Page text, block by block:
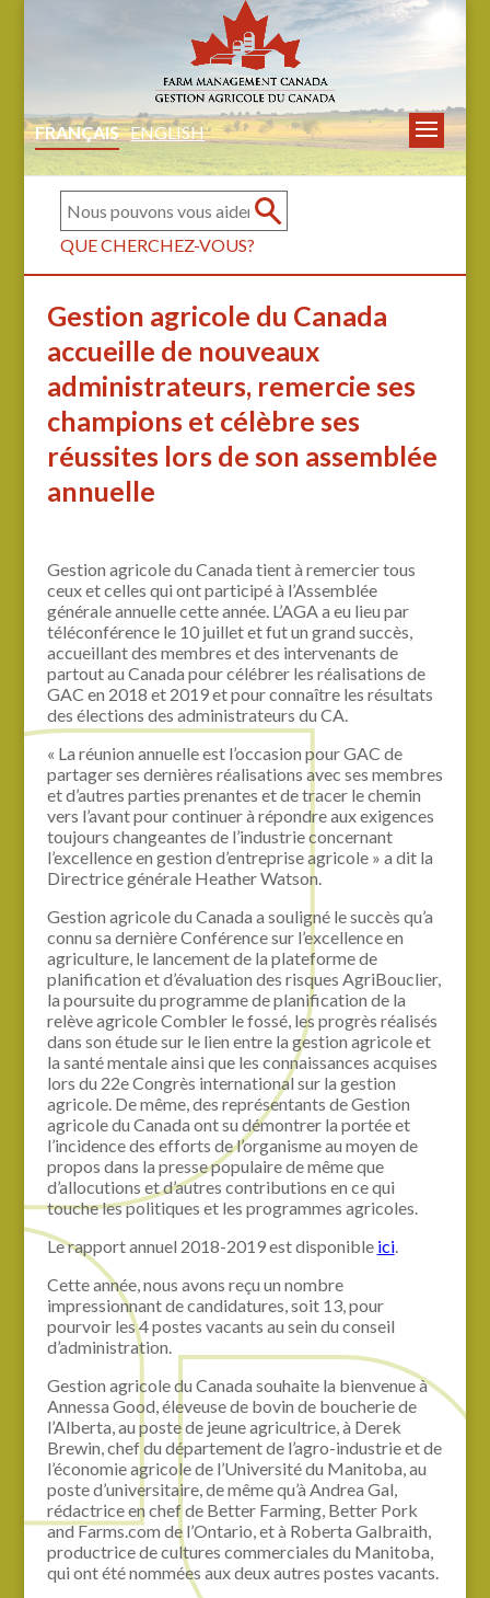
FRANÇAIS ENGLISH
QUE CHERCHEZ-VOUS?
Gestion agricole du Canada
accueille de nouveaux
administrateurs, remercie ses
champions et célèbre ses
réussites lors de son assemblée
annuelle
Gestion agricole du Canada tient à remercier tous
ceux et celles qui ont participé à l’Assemblée
générale annuelle cette année. L’AGA a eu lieu par
téléconférence le 10 juillet et fut un grand succès,
accueillant des membres et des intervenants de
partout au Canada pour célébrer les réalisations de
GAC en 2018 et 2019 et pour connaître les résultats
des élections des administrateurs du CA.
« La réunion annuelle est l’occasion pour GAC de
partager ses dernières réalisations avec ses membres
et d’autres parties prenantes et de tracer le chemin
vers l’avant pour continuer à répondre aux exigences
toujours changeantes de l’industrie concernant
l’excellence en gestion d’entreprise agricole » a dit la
Directrice générale Heather Watson.
Gestion agricole du Canada a souligné le succès qu’a
connu sa dernière Conférence sur l’excellence en
agriculture, le lancement de la plateforme de
planification et d’évaluation des risques AgriBouclier,
la poursuite du programme de planification de la
relève agricole Combler le fossé, les progrès réalisés
dans son étude sur le lien entre la gestion agricole et
la santé mentale ainsi que les connaissances acquises
lors du 22e Congrès international sur la gestion
agricole. De même, des représentants de Gestion
agricole du Canada ont su démontrer la portée et
l’incidence des efforts de l’organisme au moyen de
propos dans la presse populaire de même que
d’allocutions et d’autres contributions en ce qui
touche les politiques et les programmes agricoles.
Le rapport annuel 2018-2019 est disponible ici.
Cette année, nous avons reçu un nombre
impressionnant de candidatures, soit 13, pour
pourvoir les 4 postes vacants au sein du conseil
d’administration.
Gestion agricole du Canada souhaite la bienvenue à
Annessa Good, éleveuse de bovin de boucherie de
l’Alberta, au poste de jeune agricultrice, à Derek
Brewin, chef du département de l’agro-industrie et de
l’économie agricole de l’Université du Manitoba, au
poste d’universitaire, de même qu’à Andrea Gal,
rédactrice en chef de Better Farming, Better Pork
and Farms.com de l’Ontario, et à Roberta Galbraith,
productrice de cultures commerciales du Manitoba,
qui ont été nommées aux deux autres postes vacants.